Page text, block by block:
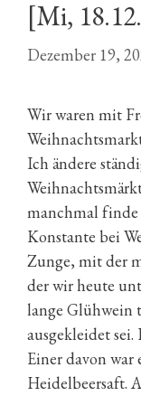
[Mi,
Dezember 19,
Wir waren mit
Ich ändere
manchmal finde
Konstante bei
Zunge, mit der
der wir heute
lange Glühwein
ausgekleidet
Einer davon
Heidelbeersaft.